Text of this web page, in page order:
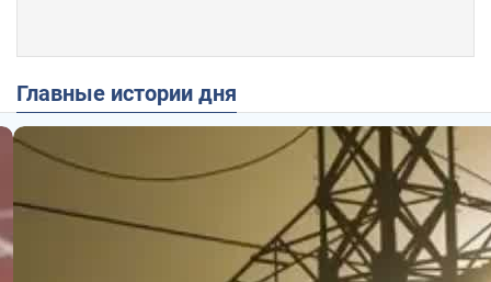
Главные истории дня